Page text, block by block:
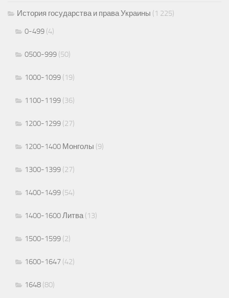
История государства и права Украины (1 225)
0-499 (4)
0500-999 (50)
1000-1099 (19)
1100-1199 (36)
1200-1299 (27)
1200-1400 Монголы (9)
1300-1399 (27)
1400-1499 (54)
1400-1600 Литва(13)
1500-1599 (2)
1600-1647 (42)
1648 (80)